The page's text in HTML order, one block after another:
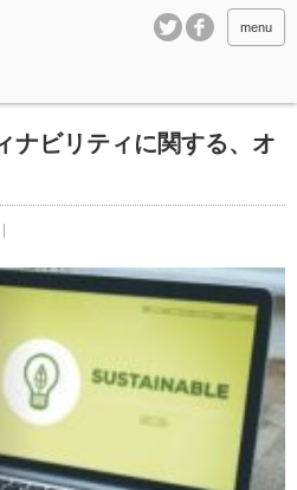
menu
ナビリティに関する、オ